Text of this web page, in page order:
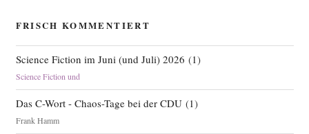
FRISCH KOMMENTIERT
Science Fiction im Juni (und Juli) 2026 (1)
Science Fiction und
Das C-Wort - Chaos-Tage bei der CDU(1)
Frank Hamm